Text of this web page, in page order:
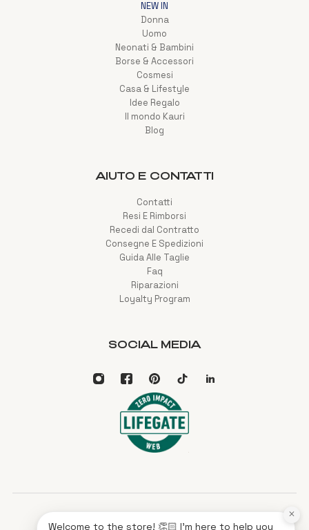
NEW IN
Donna
Uomo
Neonati & Bambini
Borse & Accessori
Cosmesi
Casa & Lifestyle
Idee Regalo
Il mondo Kauri
Blog
AIUTO E CONTATTI
Contatti
Resi E Rimborsi
Recedi dal Contratto
Consegne E Spedizioni
Guida Alle Taglie
Faq
Riparazioni
Loyalty Program
SOCIAL MEDIA
Welcome to the store! 👏🏻 I'm here to help you
×